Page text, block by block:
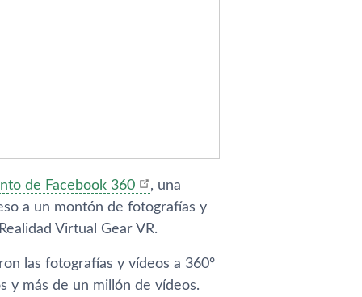
de Facebook 360
, una
a un montón de fotografí­as y
Virtual Gear VR.
las fotografí­as y ví­deos a 360º
y más de un millón de ví­deos.